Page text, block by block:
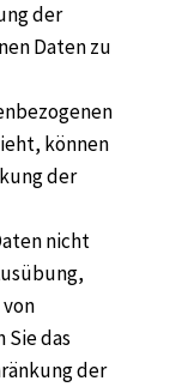
der
Daten zu
können
der
nicht
Sie das
der